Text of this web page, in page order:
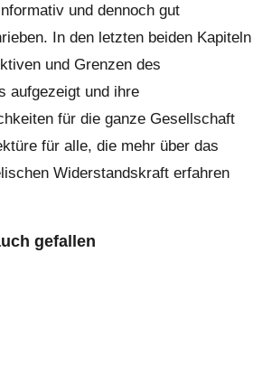
und dennoch gut
In den letzten beiden Kapiteln
und Grenzen des
aufgezeigt und ihre
für die ganze Gesellschaft
für alle, die mehr über das
Widerstandskraft erfahren
gefallen